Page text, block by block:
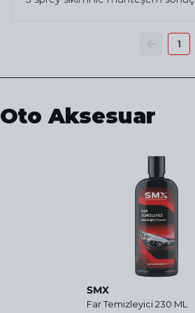
1
Oto Aksesuar
SMX
Far Temizleyici 230 ML